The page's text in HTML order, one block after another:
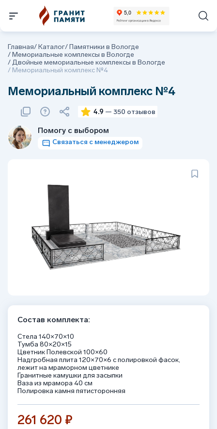
Главная/Каталог/Памятники в Вологде
/Мемориальные комплексы в Вологде
/Двойные мемориальные комплексы в Вологде
/ Мемориальный комплекс №4
Мемориальный комплекс №4
4.9 — 350 отзывов
Помогу с выбором
Связаться с менеджером
Состав комплекта:
Стела 140×70×10
Тумба 80×20×15
Цветник Полевской 100×60
Надгробная плита 120×70×6 с полировкой фасок,
лежит на мраморном цветнике
Гранитные камушки для засыпки
Ваза из мрамора 40 см
Полировка камня пятисторонняя
261 620 ₽